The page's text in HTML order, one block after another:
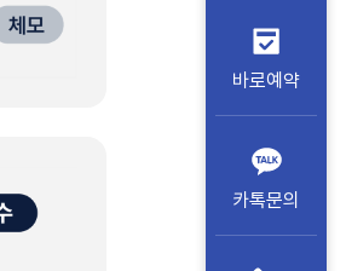
바로예약
카톡문의